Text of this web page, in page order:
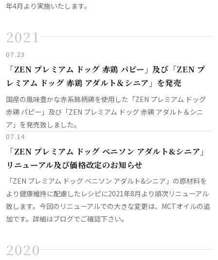
年4月より実施いたします。
2021
07.23
「ZEN プレミアム ドッグ 赤鶏 パピー」及び「ZEN プ
レミアム ドッグ 赤鶏 アダルト＆シニア」を発売
国産の風味豊かな赤系銘柄鶏を使用した「ZEN プレミアム ドッグ
赤鶏 パピー」及び「ZEN プレミアム ドッグ 赤鶏 アダルト＆シニ
ア」を発売致しました。
07.14
「ZEN プレミアム ドッグ ベニソン アダルト&シニア」
リニューアル及び価格改定のお知らせ
「ZEN プレミアム ドッグ ベニソン アダルト&シニア」の原材料を
より健康維持に配慮したレシピに2021年8月より順次リニューアル
致します。今回のリニューアルでの大きな変更は、MCTオイルの追
加です。詳細はブログでご確認下さい。
2020